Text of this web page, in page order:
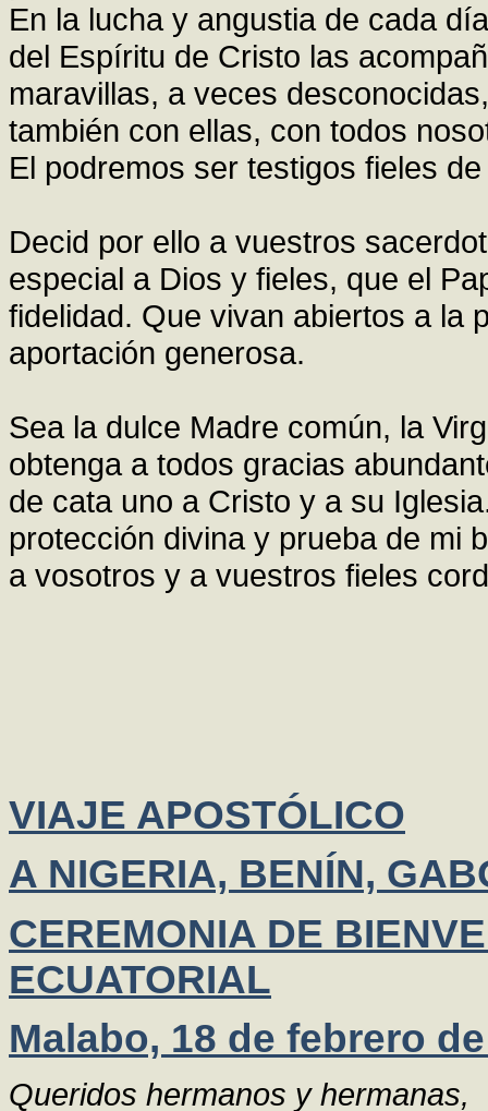
En la lucha y angustia de cada
del Espíritu de Cristo las
maravillas, a veces
también con ellas, con todos
El podremos ser testigos fieles
Decid por ello a vuestros
especial a Dios y fieles, que el
fidelidad. Que vivan abiertos a la
aportación generosa.
Sea la dulce Madre común, la
obtenga a todos gracias
de cata uno a Cristo y a su
protección divina y prueba de mi
a vosotros y a vuestros fieles
VIAJE APOSTÓLICO
A NIGERIA, BENÍN,
CEREMONIA DE
ECUATORIAL
Malabo, 18 de febrero
Queridos hermanos y hermanas,